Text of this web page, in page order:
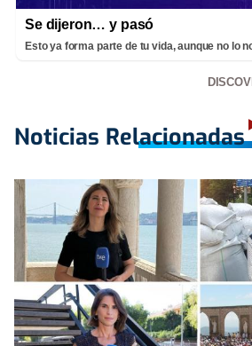
Se dijeron… y pasó
Esto ya forma parte de tu vida, aunque no lo
Noticias Relacionadas